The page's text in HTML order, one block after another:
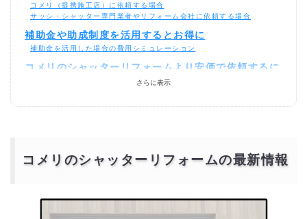
コメリ（提携施工店）に依頼する場合
サッシ・シャッター専門業者やリフォーム会社に依頼する場合
補助金や助成制度を活用するとお得に
補助金を活用した場合の費用シミュレーション
コメリのシャッターリフォームより安価で依頼するに
さらに表示
コメリのシャッターリフォームの最新情報